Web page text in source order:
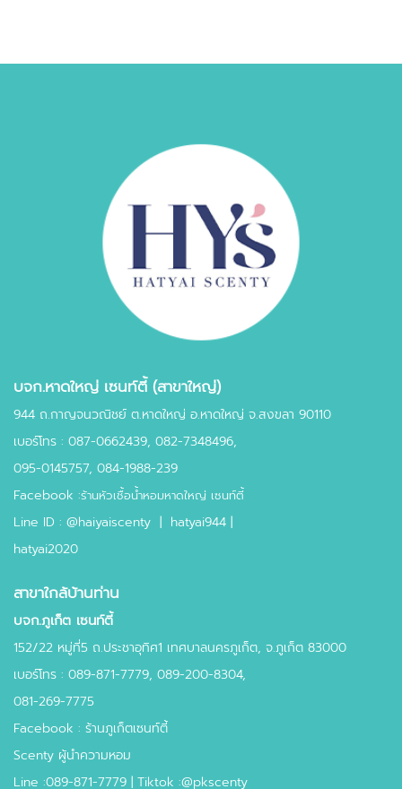
บจก.หาดใหญ่ เซนท์ตี้ (สาขาใหญ่)
944 ถ.กาญจนวณิชย์ ต.หาดใหญ่ อ.หาดใหญ่ จ.สงขลา 90110
เบอร์โทร : 087-0662439, 082-7348496,
095-0145757, 084-1988-239
Facebook :ร้านหัวเชื้อน้ำหอมหาดใหญ่ เซนท์ตี้
Line ID : @haiyaiscenty | hatyai944 |
hatyai2020
สาขาใกล้บ้านท่าน
บจก.ภูเก็ต เซนท์ตี้
152/22 หมู่ที่5 ถ.ประชาอุทิศ1 เทศบาลนครภูเก็ต, จ.ภูเก็ต 83000
เบอร์โทร : 089-871-7779, 089-200-8304,
081-269-7775
Facebook : ร้านภูเก็ตเซนท์ตี้
Scenty ผู้นำความหอม
Line :089-871-7779 | Tiktok :@pkscenty